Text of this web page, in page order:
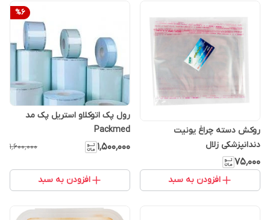
روکش دسته چراغ یونیت
دندانپزشکی زلال
۷۵٬۰۰۰
افزودن به سبد
%6
رول پک اتوکلاو استریل پک مد
Packmed
۱٬۵۰۰٬۰۰۰ ۱٬۶۰۰٬۰۰۰
افزودن به سبد